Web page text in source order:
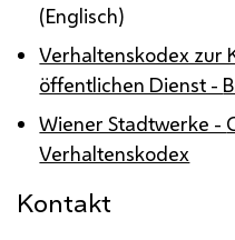
(Englisch)
Verhaltenskodex zur
öffentlichen Dienst -
Wiener Stadtwerke -
Verhaltenskodex
Kontakt